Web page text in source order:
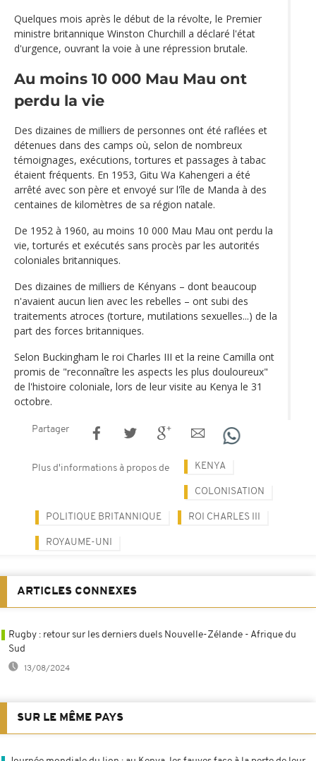
Quelques mois après le début de la révolte, le Premier
ministre britannique Winston Churchill a déclaré l'état
d'urgence, ouvrant la voie à une répression brutale.
Au moins 10 000 Mau Mau ont
perdu la vie
Des dizaines de milliers de personnes ont été raflées et
détenues dans des camps où, selon de nombreux
témoignages, exécutions, tortures et passages à tabac
étaient fréquents. En 1953, Gitu Wa Kahengeri a été
arrêté avec son père et envoyé sur l'île de Manda à des
centaines de kilomètres de sa région natale.
De 1952 à 1960, au moins 10 000 Mau Mau ont perdu la
vie, torturés et exécutés sans procès par les autorités
coloniales britanniques.
Des dizaines de milliers de Kényans – dont beaucoup
n'avaient aucun lien avec les rebelles – ont subi des
traitements atroces (torture, mutilations sexuelles...) de la
part des forces britanniques.
Selon Buckingham le roi Charles III et la reine Camilla ont
promis de "reconnaître les aspects les plus douloureux"
de l'histoire coloniale, lors de leur visite au Kenya le 31
octobre.
Partager
Plus d'informations à propos de KENYA
COLONISATION
POLITIQUE BRITANNIQUE ROI CHARLES III
ROYAUME-UNI
ARTICLES CONNEXES
Rugby : retour sur les derniers duels Nouvelle-Zélande - Afrique du
Sud
13/08/2024
SUR LE MÊME PAYS